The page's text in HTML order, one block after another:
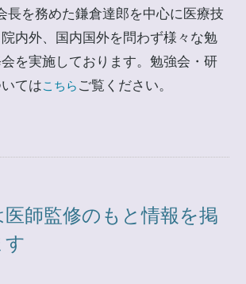
長を務めた鎌倉達郎を中心に医療技
内外、国内国外を問わず様々な勉
を実施しております。勉強会・研
てはこちら ご覧ください。
師監修のもと情報を掲
す